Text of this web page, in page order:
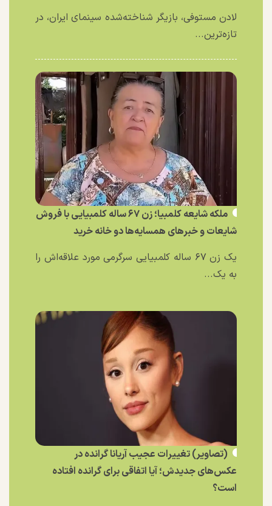
لادن مستوفی، بازیگر شناخته‌شده سینمای ایران، در
تازه‌ترین...
ملکه شایعه کلمبیا؛ زن ۶۷ ساله کلمبیایی با فروش
شایعات و خبر‌های همسایه‌ها دو خانه خرید
یک زن ۶۷ ساله کلمبیایی سرگرمی مورد علاقه‌اش را
به یک...
(تصاویر) تغییرات عجیب آریانا گرانده در
عکس‌های جدیدش؛ آیا اتفاقی برای گرانده افتاده
است؟